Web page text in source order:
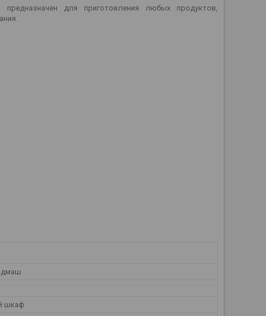
для приготовления любых продуктов,
шкаф